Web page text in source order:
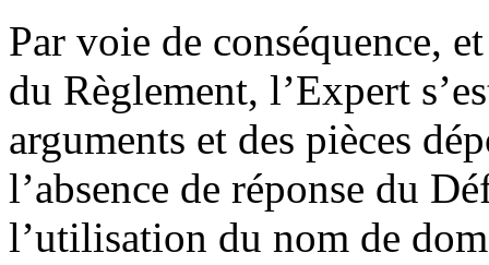
Par voie de conséquence,
du Règlement, l’Expert
arguments et des pièces
l’absence de réponse du
l’utilisation du nom de